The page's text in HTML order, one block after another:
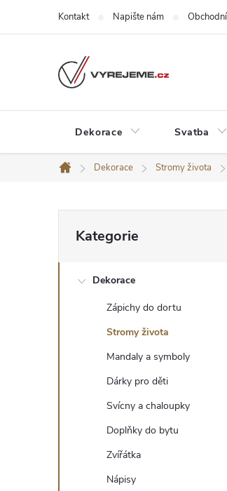
Kontakt Napište nám
Dekorace Svatba
Domů
Dekorace Stromy života
o
kategorie
Kategorie
Dekorace
Zápichy do dortu
Stromy života
Mandaly a symboly
Dárky pro děti
Svícny a chaloupky
Doplňky do bytu
Zvířátka
Nápisy